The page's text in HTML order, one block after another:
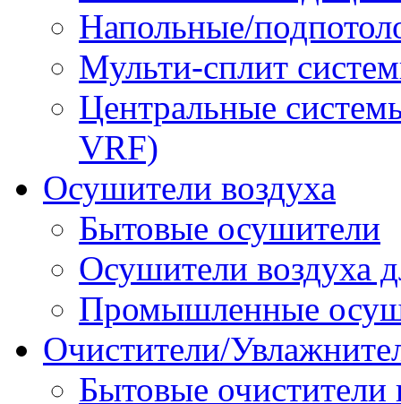
Напольные/
Мульти-сплит
Центральные
VRF)
Осушители воздуха
Бытовые осушители
Осушители воздуха
Промышленные
Очистители/
Бытовые очистители